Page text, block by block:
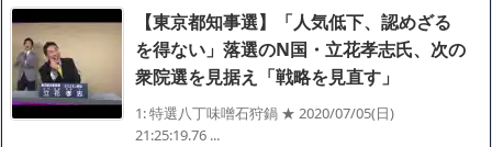
【東京都知事選】「人気低下、認めざる
を得ない」落選のN国・立花孝志氏、次の
衆院選を見据え「戦略を見直す」
1: 特選八丁味噌石狩鍋 ★ 2020/07/05(日)
21:25:19.76 ...